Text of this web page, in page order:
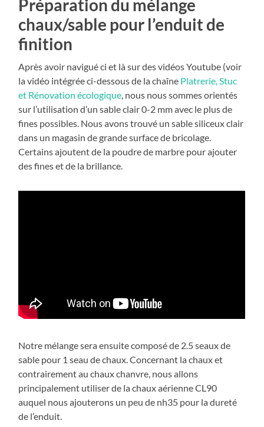
Préparation du mélange
chaux/sable pour l’enduit de
finition
Après avoir navigué ci et là sur des vidéos Youtube (voir
la vidéo intégrée ci-dessous de la chaîne Platrerie, Stuc
et Rénovation écologique, nous nous sommes orientés
sur l’utilisation d’un sable clair 0-2 mm avec le plus de
fines possibles. Nous avons trouvé un sable siliceux clair
dans un magasin de grande surface de bricolage.
Certains ajoutent de la poudre de marbre pour ajouter
des fines et de la brillance.
Notre mélange sera ensuite composé de 2.5 seaux de
sable pour 1 seau de chaux. Concernant la chaux et
contrairement au chaux chanvre, nous allons
principalement utiliser de la chaux aérienne CL90
auquel nous ajouterons un peu de nh35 pour la dureté
de l’enduit.